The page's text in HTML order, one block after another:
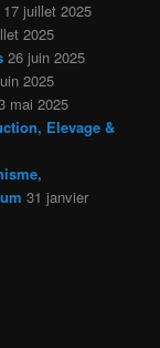
17 juillet 2025
2025
26 juin 2025
2025
mai 2025
Elevage &
31 janvier